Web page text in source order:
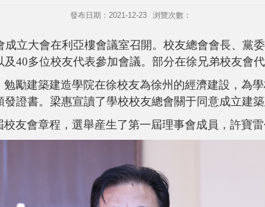
發布日期：2021-12-23 浏覽次數：
立大會在利亞樓會議室召開。校友總會會長、黨
40多位校友代表參加會議。部分在徐兄弟校友會
勵建築建造學院在徐校友為徐州的經濟建設，為
證書。梁惠宣讀了學校校友總會關于同意成立建
友會章程，選舉産生了第一屆理事會成員，許寶雷